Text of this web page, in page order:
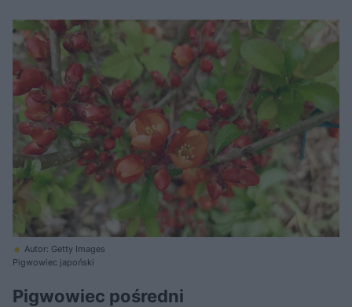
Autor: Getty Images
Pigwowiec japoński
Pigwowiec pośredni